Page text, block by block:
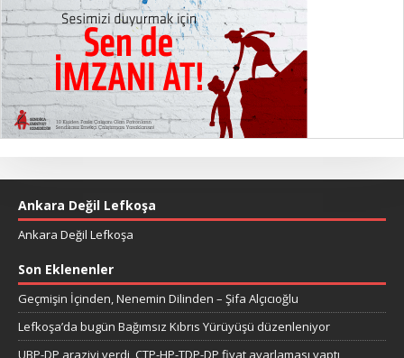
Ankara Değil Lefkoşa
Ankara Değil Lefkoşa
Son Eklenenler
Geçmişin İçinden, Nenemin Dilinden – Şifa Alçıcıoğlu
Lefkoşa’da bugün Bağımsız Kıbrıs Yürüyüşü düzenleniyor
UBP-DP araziyi verdi, CTP-HP-TDP-DP fiyat ayarlaması yaptı